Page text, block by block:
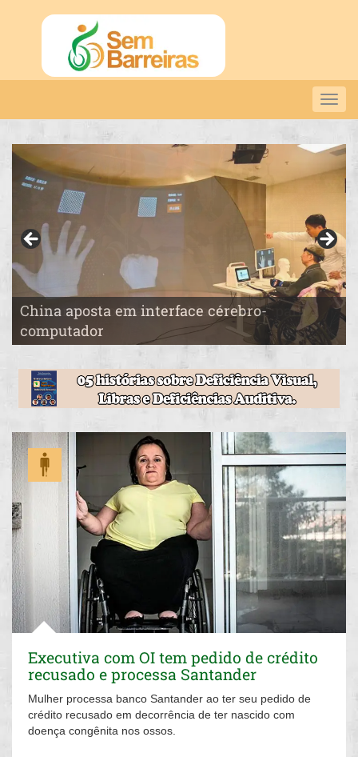
China aposta em interface cérebro-
computador
Pai constrói o “País das Maravilhas” para a
filha
Executiva com OI tem pedido de crédito
recusado e processa Santander
Mulher processa banco Santander ao ter seu pedido de
crédito recusado em decorrência de ter nascido com
doença congênita nos ossos.